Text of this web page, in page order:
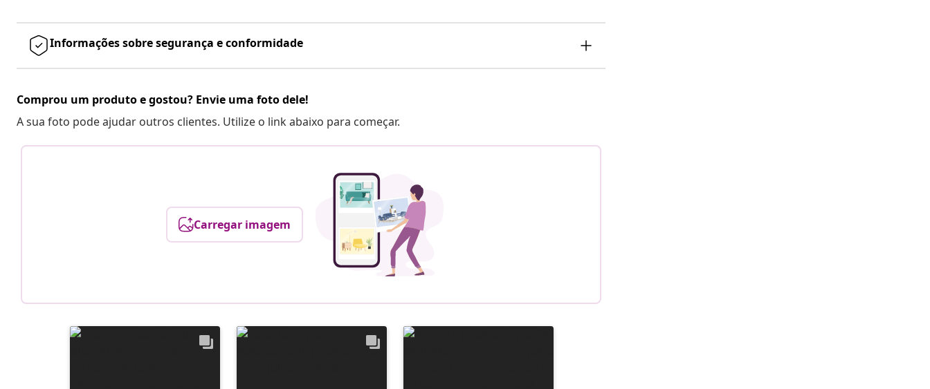
Informações sobre segurança e conformidade
Comprou um produto e gostou? Envie uma foto dele!
A sua foto pode ajudar outros clientes. Utilize o link abaixo para começar.
Carregar imagem